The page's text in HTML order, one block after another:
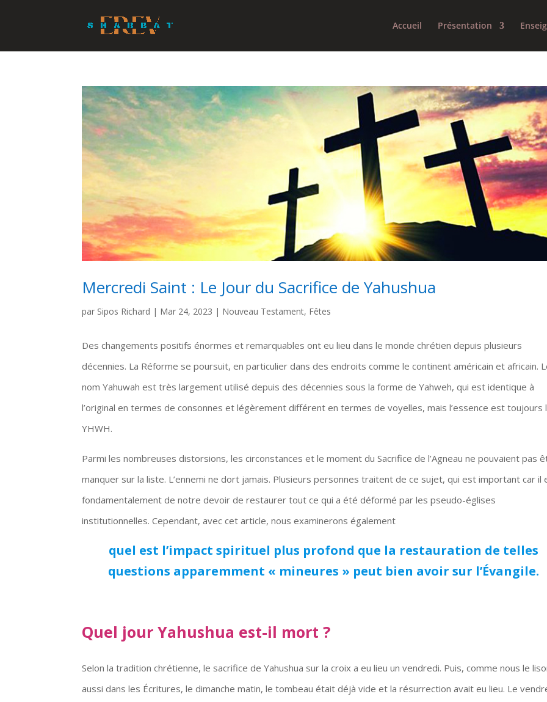
Accueil Présentation
Mercredi Saint : Le Jour du Sacrifice de Yahushua
par Sipos Richard | Mar 24, 2023 | Nouveau Testament, Fêtes
Des changements positifs énormes et remarquables ont eu lieu dans le monde chrétien depuis plusieurs
décennies. La Réforme se poursuit, en particulier dans des endroits comme le continent américain et africain.
nom Yahuwah est très largement utilisé depuis des décennies sous la forme de Yahweh, qui est identique à
l’original en termes de consonnes et légèrement différent en termes de voyelles, mais l’essence est toujours
YHWH.
Parmi les nombreuses distorsions, les circonstances et le moment du Sacrifice de l’Agneau ne pouvaient pas
manquer sur la liste. L’ennemi ne dort jamais. Plusieurs personnes traitent de ce sujet, qui est important car il
fondamentalement de notre devoir de restaurer tout ce qui a été déformé par les pseudo-églises
institutionnelles. Cependant, avec cet article, nous examinerons également
quel est l’impact spirituel plus profond que la restauration de telles
questions apparemment « mineures » peut bien avoir sur l’Évangile.
Quel jour Yahushua est-il mort ?
Selon la tradition chrétienne, le sacrifice de Yahushua sur la croix a eu lieu un vendredi. Puis, comme nous le
aussi dans les Écritures, le dimanche matin, le tombeau était déjà vide et la résurrection avait eu lieu. Le